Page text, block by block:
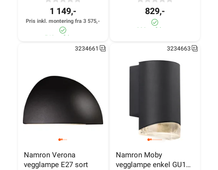
1 149,-
Pris inkl. montering fra 3 575,-
540+ på lager
829,-
330+ på lager
Namron Verona
vegglampe E27 sort
3234661
Namron Moby
vegglampe enkel GU10
3234663